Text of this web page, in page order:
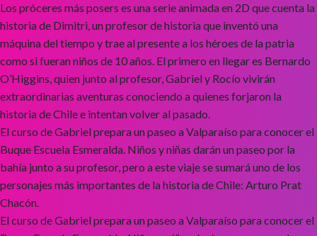
Los próceres más posers es una serie animada en 2D que cuenta la
historia de Dimitri, un profesor de historia que inventó una
máquina del tiempo y trae al presente a los héroes de la patria
como si fueran niños de 10 años. El primero en llegar es Bernardo
O’Higgins, quien junto al profesor, Gabriel y Rocío vivirán
extraordinarias aventuras conociendo a quienes forjaron la
historia de Chile e intentan volver al pasado.
El curso de Gabriel prepara un paseo a Valparaíso para conocer el
Buque Escuela Esmeralda. Niños y niñas darán un paseo por la
bahía junto a su profesor, pero a este viaje se sumará uno de los
personajes más importantes de la historia de Chile: Arturo Prat
Chacón.
El curso de Gabriel prepara un paseo a Valparaíso para conocer el